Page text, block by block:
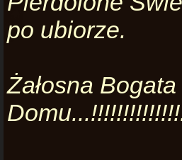
po ubiorze.
Żałosna